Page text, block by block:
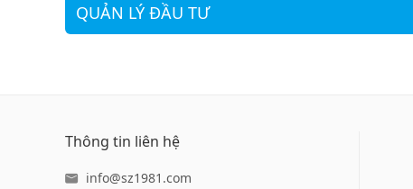
QUẢN LÝ ĐẦU TƯ
Thông tin liên hệ
info@sz1981.com